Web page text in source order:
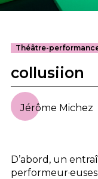
Théâtre-
collusiion
Jérôme Michez
D’abord, un